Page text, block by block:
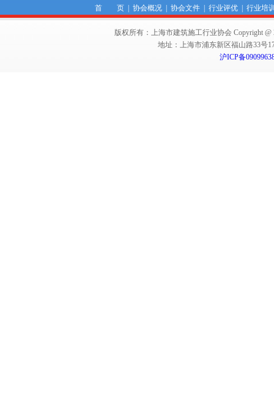
首 页| 协会概况| 协会文件| 行业评优| 行业培
版权所有：上海市建筑施工行业协会 Copyright @
地址：上海市浦东新区福山路33号
沪ICP备